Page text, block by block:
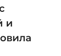
и